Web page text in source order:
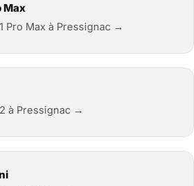
Max
Pro Max à Pressignac →
à Pressignac →